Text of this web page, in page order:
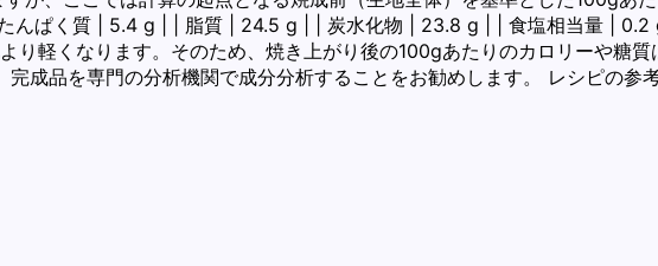
ぱく質 | 5.4 g | | 脂質 | 24.5 g | | 炭水化物 | 23.8 g | | 食塩相当量 | 0.2
軽くなります。そのため、焼き上がり後の100gあたりのカロリーや糖質
成品を専門の分析機関で成分分析することをお勧めします。 レシピの参